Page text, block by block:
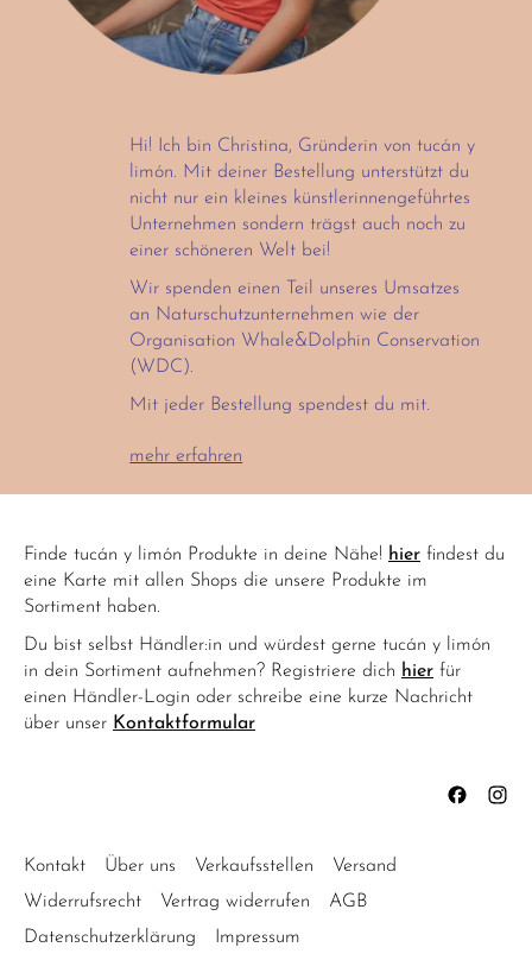
Hi! Ich bin Christina, Gründerin von tucán y
limón. Mit deiner Bestellung unterstützt du
nicht nur ein kleines künstlerinnengeführtes
Unternehmen sondern trägst auch noch zu
einer schöneren Welt bei!
Wir spenden einen Teil unseres Umsatzes
an Naturschutzunternehmen wie der
Organisation Whale&Dolphin Conservation
(WDC).
Mit jeder Bestellung spendest du mit.
mehr erfahren
Finde tucán y limón Produkte in deine Nähe! hier findest du
eine Karte mit allen Shops die unsere Produkte im
Sortiment haben.
Du bist selbst Händler:in und würdest gerne tucán y limón
in dein Sortiment aufnehmen? Registriere dich hier für
einen Händler-Login oder schreibe eine kurze Nachricht
über unser Kontaktformular
Kontakt Über uns Verkaufsstellen
Versand
Widerrufsrecht
Vertrag widerrufen
AGB
Datenschutzerklärung
Impressum